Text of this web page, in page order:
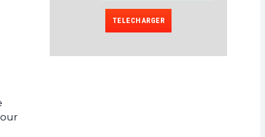
TELECHARGER